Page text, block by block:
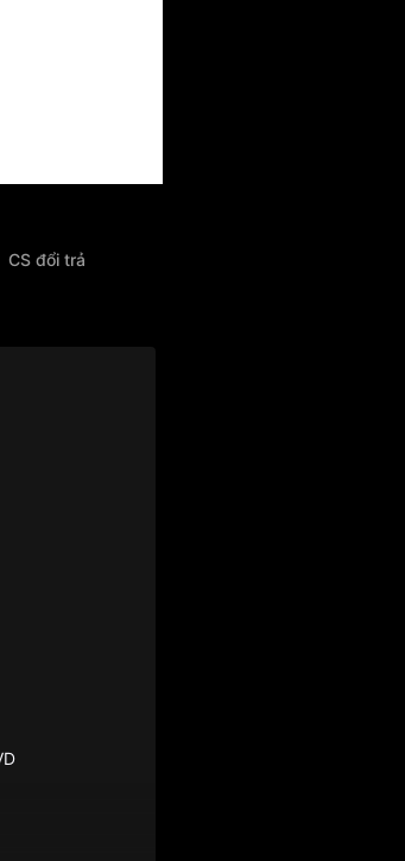
CS đổi trả